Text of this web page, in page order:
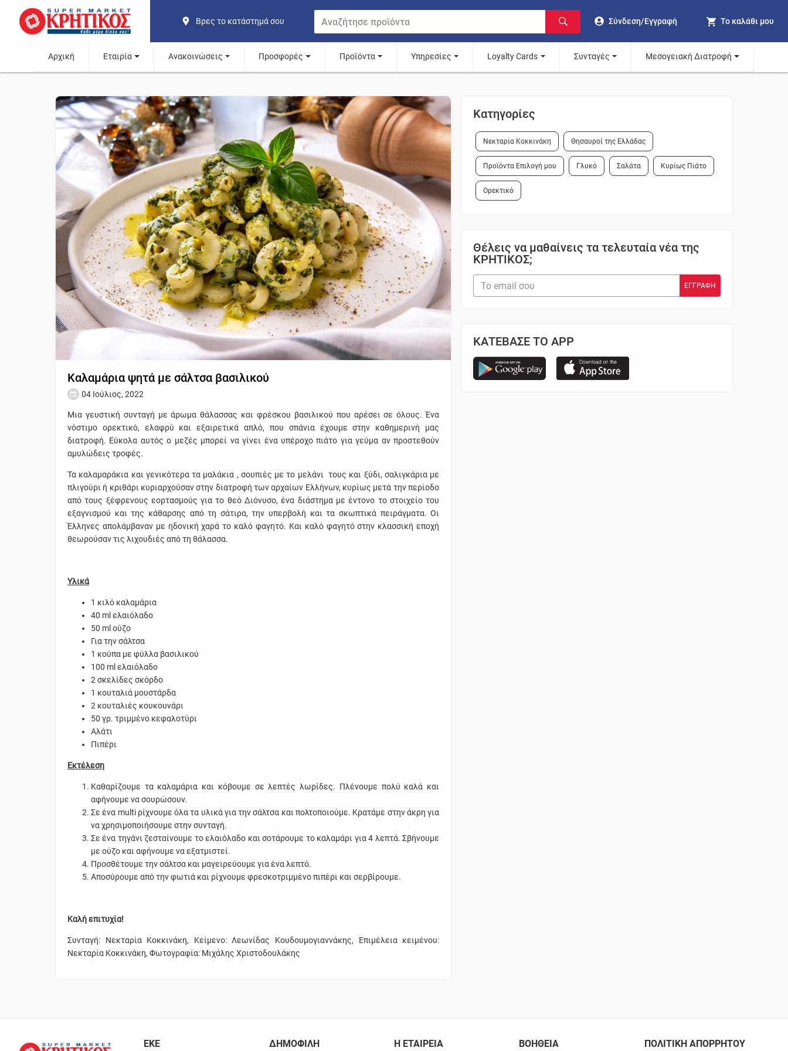
Βρες το κατάστημά σου Σύνδεση/Εγγραφή Το καλάθι μου
Αρχική Εταιρία Ανακοινώσεις Προσφορές Προϊόντα Υπηρεσίες Loyalty Cards Συνταγές Μεσογειακή Διατροφή
Καλαμάρια ψητά με σάλτσα βασιλικού
04 Ιούλιος, 2022
Μια γευστική συνταγή με άρωμα θάλασσας και φρέσκου βασιλικού που αρέσει σε όλους. Ένα
νόστιμο ορεκτικό, ελαφρύ και εξαιρετικά απλό, που σπάνια έχουμε στην καθημερινή μας
διατροφή. Εύκολα αυτός ο μεζές μπορεί να γίνει ένα υπέροχο πιάτο για γεύμα αν προστεθούν
αμυλώδεις τροφές.
Τα καλαμαράκια και γενικότερα τα μαλάκια , σουπιές με το μελάνι τους και ξύδι, σαλιγκάρια με
πλιγούρι ή κριθάρι κυριαρχούσαν στην διατροφή των αρχαίων Ελλήνων, κυρίως μετά την περίοδο
από τους ξέφρενους εορτασμούς για το θεό Διόνυσο, ένα διάστημα με έντονο το στοιχείο του
εξαγνισμού και της κάθαρσης από τη σάτιρα, την υπερβολή και τα σκωπτικά πειράγματα. Οι
Έλληνες απολάμβαναν με ηδονική χαρά το καλό φαγητό. Και καλό φαγητό στην κλασσική εποχή
θεωρούσαν τις λιχουδιές από τη θάλασσα.
Υλικά
1 κιλό καλαμάρια
40 ml ελαιόλαδο
50 ml ούζο
Για την σάλτσα
1 κούπα με φύλλα βασιλικού
100 ml ελαιόλαδο
2 σκελίδες σκόρδο
1 κουταλιά μουστάρδα
2 κουταλιές κουκουνάρι
50 γρ. τριμμένο κεφαλοτύρι
Αλάτι
Πιπέρι
Εκτέλεση
Καθαρίζουμε τα καλαμάρια και κόβουμε σε λεπτές λωρίδες. Πλένουμε πολύ καλά και
αφήνουμε να σουρώσουν.
Σε ένα multi ρίχνουμε όλα τα υλικά για την σάλτσα και πολτοποιούμε. Κρατάμε στην άκρη για
να χρησιμοποιήσουμε στην συνταγή.
Σε ένα τηγάνι ζεσταίνουμε το ελαιόλαδο και σοτάρουμε το καλαμάρι για 4 λεπτά. Σβήνουμε
με ούζο και αφήνουμε να εξατμιστεί.
Προσθέτουμε την σάλτσα και μαγειρεύουμε για ένα λεπτό.
Αποσύρουμε από την φωτιά και ρίχνουμε φρεσκοτριμμένο πιπέρι και σερβίρουμε.
Καλή επιτυχία!
Συνταγή: Νεκταρία Κοκκινάκη, Κείμενο: Λεωνίδας Κουδουμογιαννάκης, Επιμέλεια κειμένου:
Νεκταρία Κοκκινάκη, Φωτογραφία: Μιχάλης Χριστοδουλάκης
Κατηγορίες
Νεκταρία Κοκκινάκη Θησαυροί της Ελλάδας
Προϊόντα Επιλογή μου Γλυκό Σαλάτα Κυρίως Πιάτο
Ορεκτικό
Θέλεις να μαθαίνεις τα τελευταία νέα της
ΚΡΗΤΙΚΟΣ;
ΚΑΤΕΒΑΣΕ ΤΟ APP
ΕΚΕ ΔΗΜΟΦΙΛΗ Η ΕΤΑΙΡΕΙΑ ΒΟΗΘΕΙΑ ΠΟΛΙΤΙΚΗ ΑΠΟΡΡΗΤΟΥ